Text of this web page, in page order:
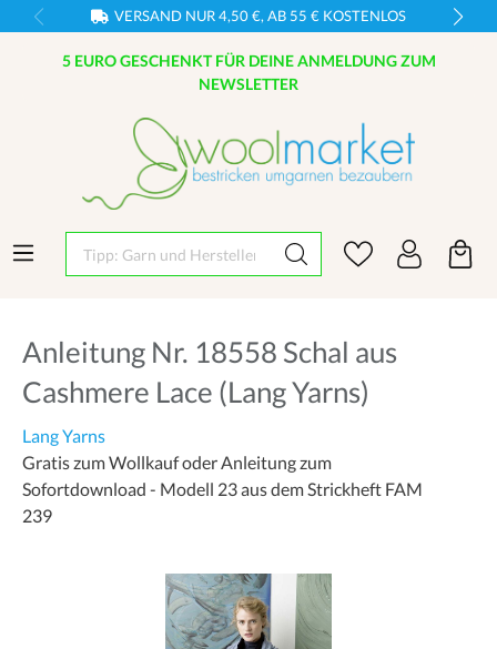
VERSAND NUR 4,50 €, AB 55 € KOSTENLOS
5 EURO GESCHENKT FÜR DEINE ANMELDUNG ZUM
NEWSLETTER
Tipp: Garn und Hersteller eingeben
Anleitung Nr. 18558 Schal aus
Cashmere Lace (Lang Yarns)
Lang Yarns
Gratis zum Wollkauf oder Anleitung zum
Sofortdownload - Modell 23 aus dem Strickheft FAM
239